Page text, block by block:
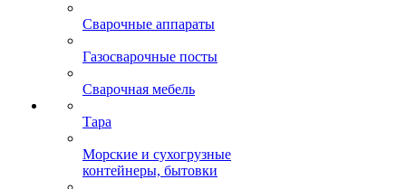
Сварочные аппараты
Газосварочные посты
Сварочная мебель
Тара
Морские и сухогрузные
контейнеры, бытовки